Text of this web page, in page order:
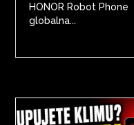
HONOR Robot Phone
globalna...